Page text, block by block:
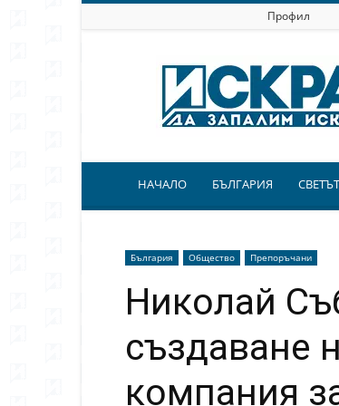
Профил
Искра.бг
НАЧАЛО БЪЛГАРИЯ СВЕТЪТ
България Общество Препоръчани
Николай
създаване
компания